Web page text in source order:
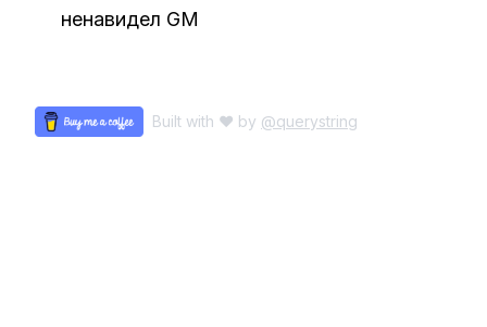
ненавидел GM
Built with ♥ by @querystring